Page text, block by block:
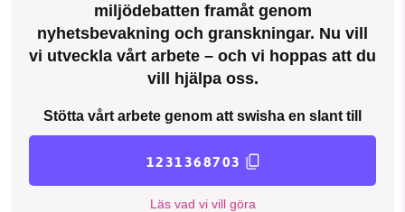
miljödebatten framåt genom
nyhetsbevakning och granskningar. Nu vill
vi utveckla vårt arbete – och vi hoppas att du
vill hjälpa oss.
Stötta vårt arbete genom att swisha en slant till
1231368703
Läs vad vi vill göra